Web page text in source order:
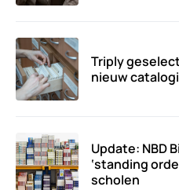
Triply
nieuw
Update: NBD
‘standing
scholen